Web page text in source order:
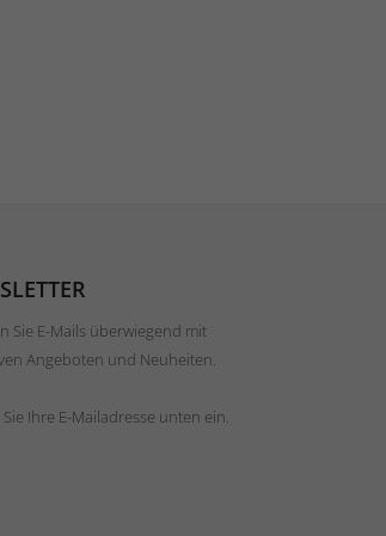
Sie E-Mails überwiegend mit
Angeboten und Neuheiten.
Ihre E-Mailadresse unten ein.